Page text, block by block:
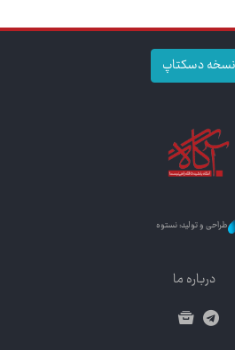
نسخه دسکتاپ
طراحی و تولید: نستوه
درباره ما